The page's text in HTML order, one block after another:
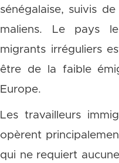
sénégalaise, suivis
maliens. Le pays
migrants irréguliers
être de la faible
Europe.
Les travailleurs
opèrent
qui ne requiert